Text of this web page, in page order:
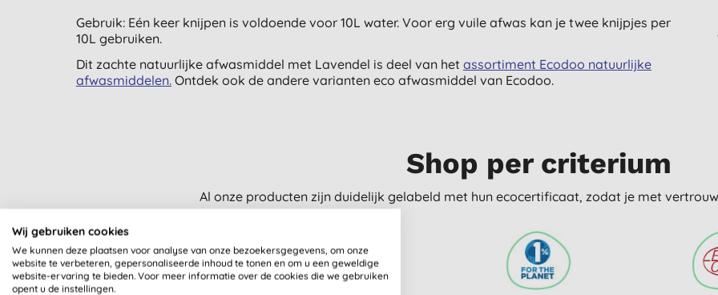
Gebruik: Eén keer knijpen is voldoende voor 10L water. Voor erg vuile afwas kan je twee knijpjes per
10L gebruiken.
Dit zachte natuurlijke afwasmiddel met Lavendel is deel van het assortiment Ecodoo natuurlijke
afwasmiddelen.Ontdek ook de andere varianten eco afwasmiddel van Ecodoo.
Shop per criterium
Al onze producten zijn duidelijk gelabeld met hun ecocertificaat, zodat je met
Wij gebruiken cookies
We kunnen deze plaatsen voor analyse van onze bezoekersgegevens, om onze
website te verbeteren, gepersonaliseerde inhoud te tonen en om u een geweldige
website-ervaring te bieden. Voor meer informatie over de cookies die we gebruiken
opent u de instellingen.